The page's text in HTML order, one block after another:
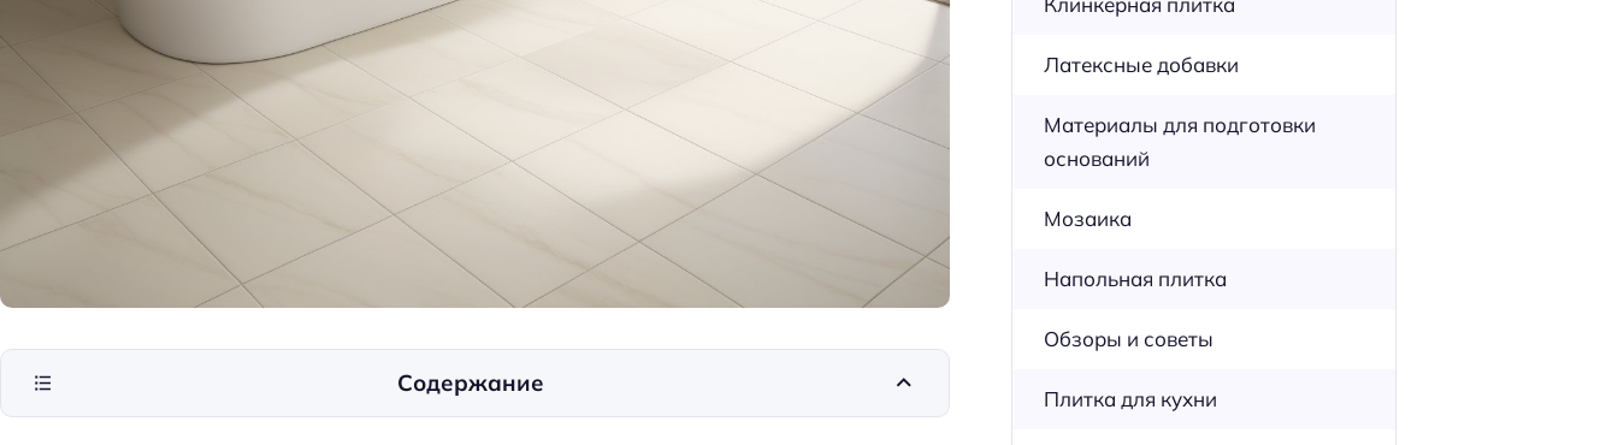
Содержание
Латексные добавки
Материалы для подготовки
оснований
Мозаика
Напольная плитка
Обзоры и советы
Плитка для кухни